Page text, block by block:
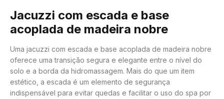
Jacuzzi com escada e base
acoplada de madeira nobre
Uma jacuzzi com escada e base acoplada de madeira nobre
oferece uma transição segura e elegante entre o nível do
solo e a borda da hidromassagem. Mais do que um item
estético, a escada é um elemento de segurança
indispensável para evitar quedas e facilitar o uso do spa por